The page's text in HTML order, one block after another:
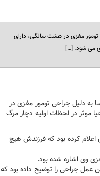
مغزی در هشت سالگی، دارای
می شود. […]
دلیل جراحی تومور مغزی در
در لحظات اولیه دچار مرگ
اعلام کرده بود که فرزندش هیچ
وی اشاره شده بود.
عمل جراحی را توضیح داده بود که